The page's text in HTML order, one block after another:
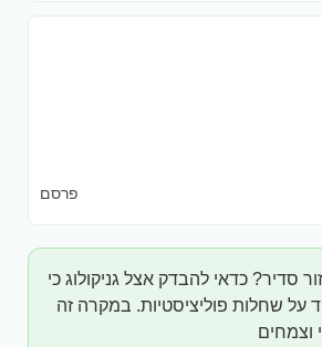
פרסם
סדיר? כדאי להבדק אצל גניקולוג כי
על שחלות פוליציסטיות. במקרה זה
וצמחים